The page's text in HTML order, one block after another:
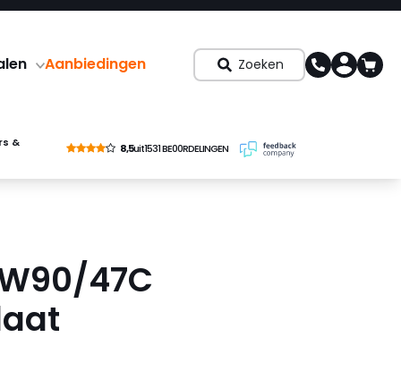
Aanbiedingen Zoeken
&
8,5uit1531 BE00RDELINGEN
47C